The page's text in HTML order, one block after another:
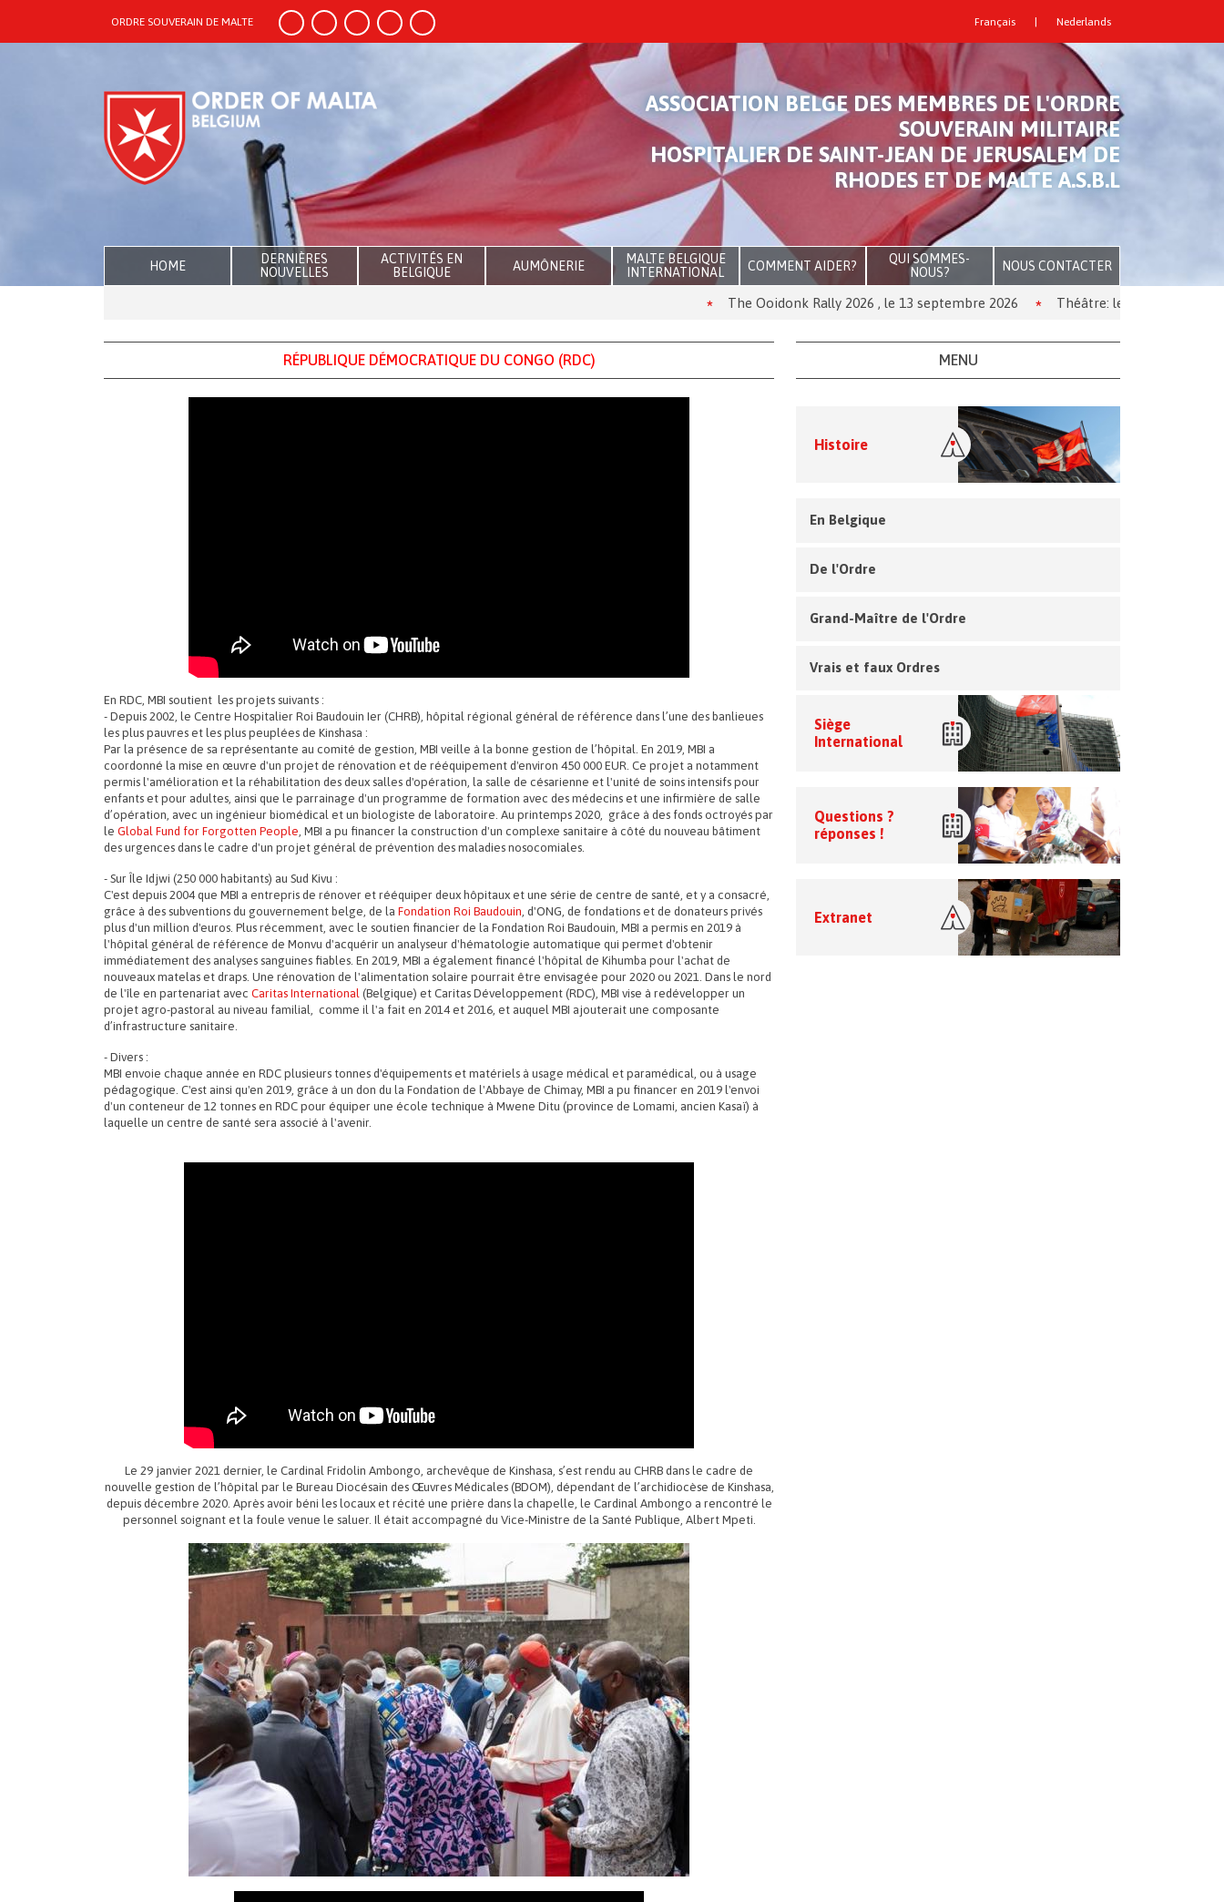
ORDRE SOUVERAIN DE MALTE Français | Nederlands
ASSOCIATION BELGE DES MEMBRES DE L'ORDRE
SOUVERAIN MILITAIRE
HOSPITALIER DE SAINT-JEAN DE JERUSALEM DE
RHODES ET DE MALTE A.S.B.L
HOME
DERNIÈRES
NOUVELLES
ACTIVITÉS EN
BELGIQUE
AUMÔNERIE
MALTE BELGIQUE
INTERNATIONAL
COMMENT AIDER?
QUI SOMMES-
NOUS?
NOUS CONTACTER
The Ooidonk Rally 2026 , le 13 septembre 2026 Théâtre: les Kouglofs remontent sur
RÉPUBLIQUE DÉMOCRATIQUE DU CONGO (RDC)
En RDC, MBI soutient les projets suivants :
- Depuis 2002, le Centre Hospitalier Roi Baudouin Ier (CHRB), hôpital régional général de référence dans l’une des banlieues
les plus pauvres et les plus peuplées de Kinshasa :
Par la présence de sa représentante au comité de gestion, MBI veille à la bonne gestion de l’hôpital. En 2019, MBI a
coordonné la mise en œuvre d'un projet de rénovation et de rééquipement d'environ 450 000 EUR. Ce projet a notamment
permis l'amélioration et la réhabilitation des deux salles d'opération, la salle de césarienne et l'unité de soins intensifs pour
enfants et pour adultes, ainsi que le parrainage d'un programme de formation avec des médecins et une infirmière de salle
d’opération, avec un ingénieur biomédical et un biologiste de laboratoire. Au printemps 2020, grâce à des fonds octroyés par
le Global Fund for Forgotten People, MBI a pu financer la construction d'un complexe sanitaire à côté du nouveau bâtiment
des urgences dans le cadre d'un projet général de prévention des maladies nosocomiales.
- Sur Île Idjwi (250 000 habitants) au Sud Kivu :
C'est depuis 2004 que MBI a entrepris de rénover et rééquiper deux hôpitaux et une série de centre de santé, et y a consacré,
grâce à des subventions du gouvernement belge, de la Fondation Roi Baudouin, d'ONG, de fondations et de donateurs privés
plus d'un million d'euros. Plus récemment, avec le soutien financier de la Fondation Roi Baudouin, MBI a permis en 2019 à
l'hôpital général de référence de Monvu d'acquérir un analyseur d'hématologie automatique qui permet d'obtenir
immédiatement des analyses sanguines fiables. En 2019, MBI a également financé l'hôpital de Kihumba pour l'achat de
nouveaux matelas et draps. Une rénovation de l'alimentation solaire pourrait être envisagée pour 2020 ou 2021. Dans le nord
de l'île en partenariat avec Caritas International (Belgique) et Caritas Développement (RDC), MBI vise à redévelopper un
projet agro-pastoral au niveau familial, comme il l'a fait en 2014 et 2016, et auquel MBI ajouterait une composante
d’infrastructure sanitaire.
- Divers :
MBI envoie chaque année en RDC plusieurs tonnes d'équipements et matériels à usage médical et paramédical, ou à usage
pédagogique. C'est ainsi qu'en 2019, grâce à un don du la Fondation de l'Abbaye de Chimay, MBI a pu financer en 2019 l'envoi
d'un conteneur de 12 tonnes en RDC pour équiper une école technique à Mwene Ditu (province de Lomami, ancien Kasaï) à
laquelle un centre de santé sera associé à l'avenir.
Le 29 janvier 2021 dernier, le Cardinal Fridolin Ambongo, archevêque de Kinshasa, s’est rendu au CHRB dans le cadre de
nouvelle gestion de l’hôpital par le Bureau Diocésain des Œuvres Médicales (BDOM), dépendant de l’archidiocèse de Kinshasa,
depuis décembre 2020. Après avoir béni les locaux et récité une prière dans la chapelle, le Cardinal Ambongo a rencontré le
personnel soignant et la foule venue le saluer. Il était accompagné du Vice-Ministre de la Santé Publique, Albert Mpeti.
MENU
Histoire
En Belgique
De l'Ordre
Grand-Maître de l'Ordre
Vrais et faux Ordres
Siège
International
Questions ?
réponses !
Extranet